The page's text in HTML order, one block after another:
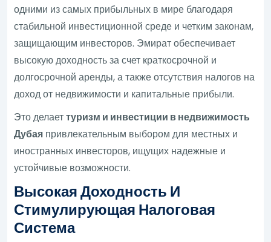
одними из самых прибыльных в мире благодаря
стабильной инвестиционной среде и четким законам,
защищающим инвесторов. Эмират обеспечивает
высокую доходность за счет краткосрочной и
долгосрочной аренды, а также отсутствия налогов на
доход от недвижимости и капитальные прибыли.
Это делаеттуризм и инвестиции в недвижимость
Дубая привлекательным выбором для местных и
иностранных инвесторов, ищущих надежные и
устойчивые возможности.
Высокая Доходность И
Стимулирующая Налоговая
Система